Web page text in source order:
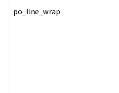
po_line_wrap